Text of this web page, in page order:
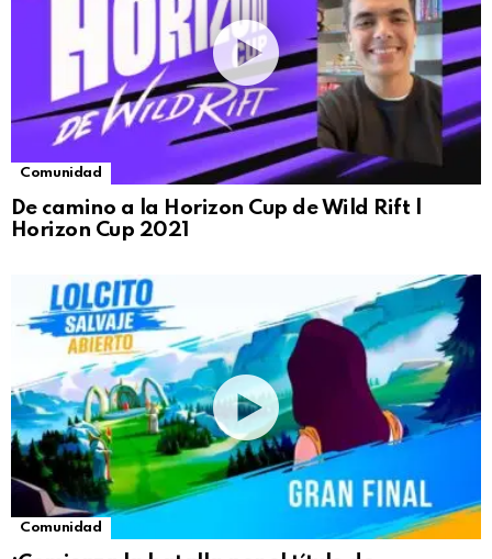
Comunidad
De camino a la Horizon Cup de Wild Rift |
Horizon Cup 2021
Comunidad